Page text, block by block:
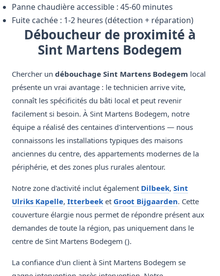
Panne chaudière accessible : 45-60 minutes
Fuite cachée : 1-2 heures (détection + réparation)
Déboucheur de proximité à
Sint Martens Bodegem
Chercher un débouchage Sint Martens Bodegem local
présente un vrai avantage : le technicien arrive vite,
connaît les spécificités du bâti local et peut revenir
facilement si besoin. À Sint Martens Bodegem, notre
équipe a réalisé des centaines d'interventions — nous
connaissons les installations typiques des maisons
anciennes du centre, des appartements modernes de la
périphérie, et des zones plus rurales alentour.
Notre zone d'activité inclut également Dilbeek, Sint
Ulriks Kapelle, Itterbeek et Groot Bijgaarden. Cette
couverture élargie nous permet de répondre présent aux
demandes de toute la région, pas uniquement dans le
centre de Sint Martens Bodegem ().
La confiance d'un client à Sint Martens Bodegem se